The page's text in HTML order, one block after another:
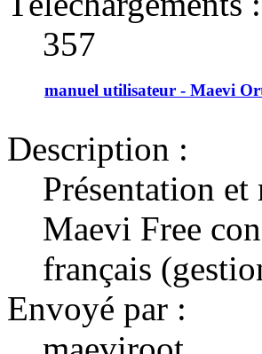
357
manuel utilisateur - Maevi
Description :
Présentation
Maevi Free
français
Envoyé par :